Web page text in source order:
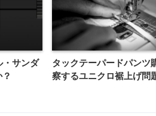
・サンダ
タックテーパードパンツ
察するユニクロ裾上げ問